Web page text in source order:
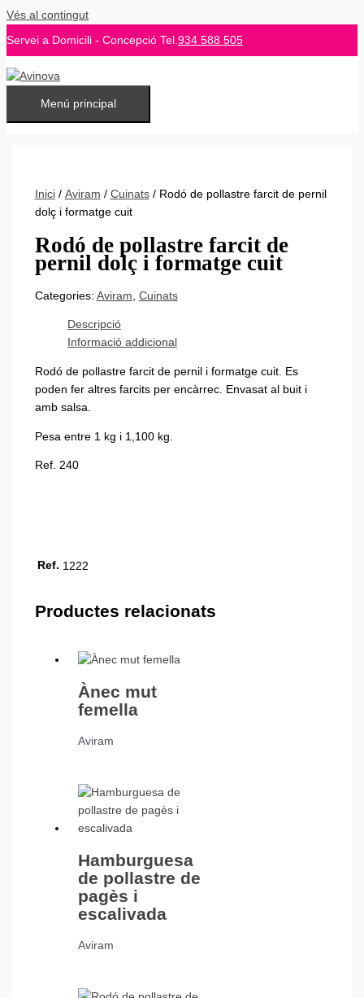
Vés al contingut
Servei a Domicili - Concepció Tel.934 588 505
Menú principal
Inici/ Aviram / Cuinats/ Rodó de pollastre farcit de pernil
dolç i formatge cuit
Rodó de pollastre farcit de
pernil dolç i formatge cuit
Categories: Aviram Cuinats
Descripció
Informació addicional
Rodó de pollastre farcit de pernil i formatge cuit. Es
poden fer altres farcits per encàrrec. Envasat al buit i
amb salsa.
Pesa entre 1 kg i 1,100 kg.
Ref. 240
Ref. 1222
Productes relacionats
Ànec mut
femella
Aviram
Hamburguesa
de pollastre de
pagès i
escalivada
Aviram